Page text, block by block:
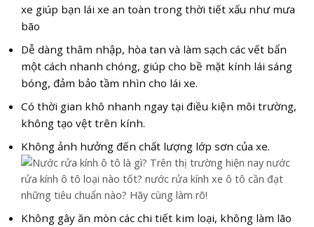
xe giúp bạn lái xe an toàn trong thời tiết xấu như mưa
bão
Dễ dàng thâm nhập, hòa tan và làm sạch các vết bẩn
một cách nhanh chóng, giúp cho bề mặt kính lái sáng
bóng, đảm bảo tầm nhìn cho lái xe.
Có thời gian khô nhanh ngay tại điều kiện môi trường,
không tạo vệt trên kính.
Không ảnh hưởng đến chất lượng lớp sơn của xe.
Không gây ăn mòn các chi tiết kim loại, không làm lão